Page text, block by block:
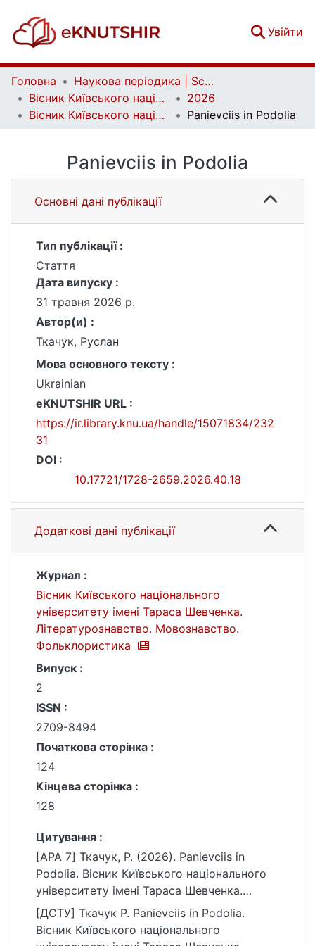
Увійти
Головна
Наукова періодика | Scientific periodicals
Вісник Київського національного університету імені Тараса Шевченка. Літературознавство. Мовознавство. Фольклористика | Bulletin of Taras Shevchenko National University of Kyiv. Literary Studies. Linguistics. Folklore Studies
2026
Вісник Київського національного університету імені Тараса Шевченка. Літературознавство. Мовознавство. Фольклористика. Вип. 2 (40)
Panievciis in Podolia
Panievciis in Podolia
Основні дані публікації
Тип публікації :
Стаття
Дата випуску :
31 травня 2026 р.
Автор(и) :
Ткачук, Руслан
Мова основного тексту :
Ukrainian
eKNUTSHIR URL :
https://ir.library.knu.ua/handle/15071834/232
31
DOI :
10.17721/1728-2659.2026.40.18
Додаткові дані публікації
Журнал :
Вісник Київського національного
університету імені Тараса Шевченка.
Літературознавство. Мовознавство.
Фольклористика
Випуск :
2
ISSN :
2709-8494
Початкова сторінка :
124
Кінцева сторінка :
128
Цитування :
[APA 7] Ткачук, Р. (2026). Panievciis in
Podolia. Вісник Київського національного
університету імені Тараса Шевченка.
Літературознавство. Мовознавство.
Фольклористика, (2), 124–128.
https://doi.org/10.17721/1728-
[ДСТУ] Ткачук Р. Panievciis in Podolia.
Вісник Київського національного